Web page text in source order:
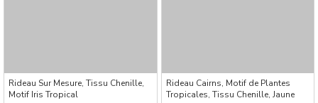
Rideau Sur Mesure, Tissu Chenille,
Motif Iris Tropical
Rideau Cairns, Motif de Plantes
Tropicales, Tissu Chenille, Jaune